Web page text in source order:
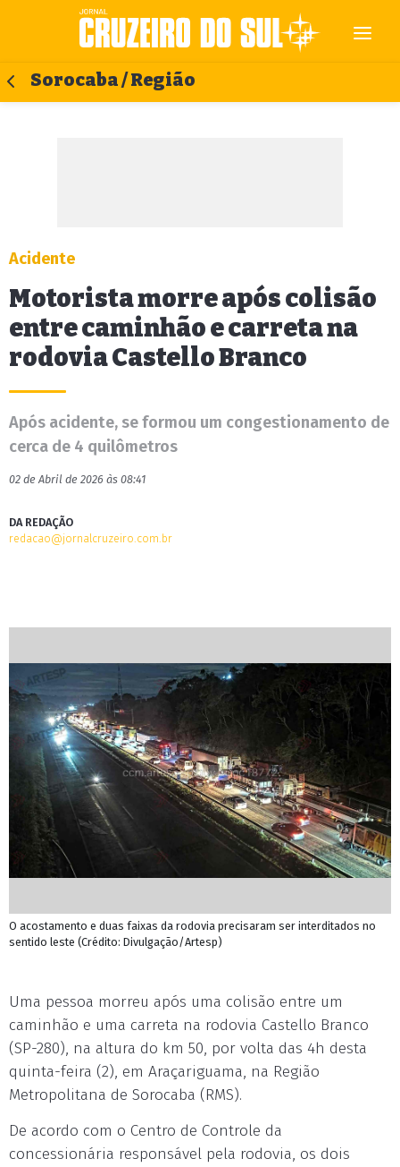
Sorocaba / Região
Acidente
Motorista morre após colisão
entre caminhão e carreta na
rodovia Castello Branco
Após acidente, se formou um congestionamento de
cerca de 4 quilômetros
02 de Abril de 2026 às 08:41
DA REDAÇÃO
redacao@jornalcruzeiro.com.br
O acostamento e duas faixas da rodovia precisaram ser interditados no
sentido leste (Crédito: Divulgação/Artesp)
Uma pessoa morreu após uma colisão entre um
caminhão e uma carreta na rodovia Castello Branco
(SP-280), na altura do km 50, por volta das 4h desta
quinta-feira (2), em Araçariguama, na Região
Metropolitana de Sorocaba (RMS).
De acordo com o Centro de Controle da
concessionária responsável pela rodovia, os dois